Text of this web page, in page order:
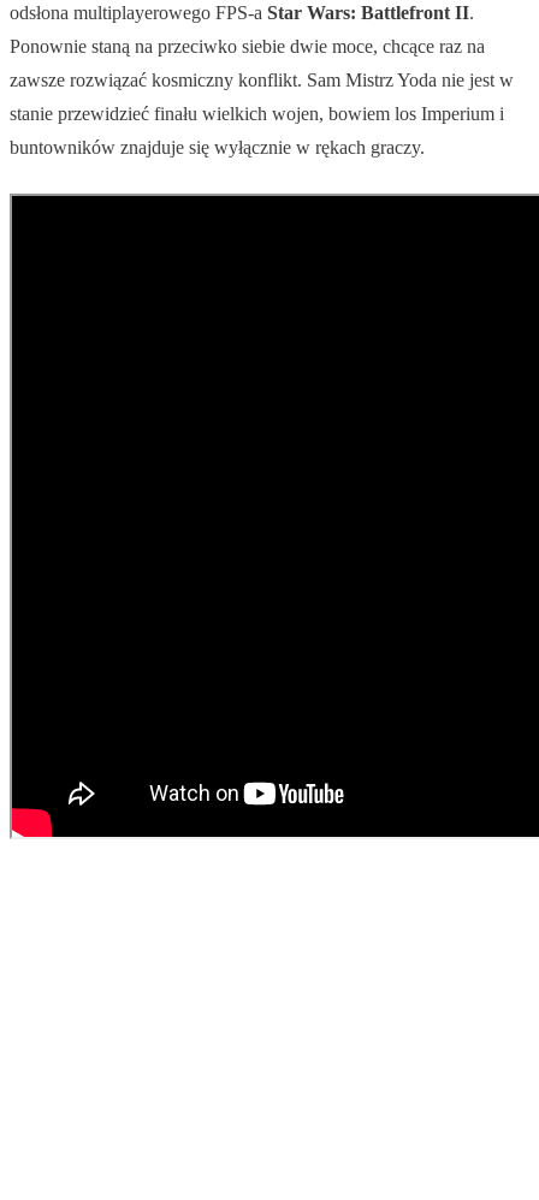
odsłona multiplayerowego FPS-a Star Wars: Battlefront II.
Ponownie staną na przeciwko siebie dwie moce, chcące raz na
zawsze rozwiązać kosmiczny konflikt. Sam Mistrz Yoda nie jest w
stanie przewidzieć finału wielkich wojen, bowiem los Imperium i
buntowników znajduje się wyłącznie w rękach graczy.